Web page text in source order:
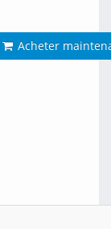
Acheter